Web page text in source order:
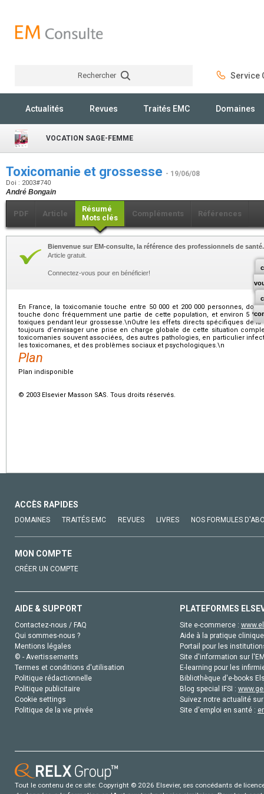
Rechercher Service
Actualités Revues Traités EMC Domaines
VOCATION SAGE-FEMME
Toxicomanie et grossesse - 19/06/08
Doi : 2003#740
André Bongain
PDF Article
Résumé
Mots clés
Compléments Références
Bienvenue sur EM-consulte, la référence des professionnels de santé.
Article gratuit.
Connectez-vous pour en bénéficier!
En France, la toxicomanie touche entre 50 000 et 200 000 personnes,
touche donc fréquemment une partie de cette population, et environ 5 %
toxiques pendant leur grossesse.\nOutre les effets directs spécifiques de
toujours d’envisager une prise en charge globale de cette situation
toxicomanies souvent associées, des autres pathologies, en particulier
les toxicomanes, et des problèmes sociaux et psychologiques.\n
Plan
Plan indisponible
© 2003 Elsevier Masson SAS. Tous droits réservés.
ACCÈS RAPIDES
DOMAINES TRAITÉS EMC REVUES LIVRES NOS FORMULES
MON COMPTE
CRÉER UN COMPTE
AIDE & SUPPORT
Contactez-nous / FAQ
Qui sommes-nous ?
Mentions légales
© - Avertissements
Termes et conditions d'utilisation
Politique rédactionnelle
Politique publicitaire
Cookie settings
Politique de la vie privée
PLATEFORMES
Site e-commerce :
Aide à la pratique
Portail pour les
Site d'information sur
E-learning pour les
Bibliothèque d'e-books
Blog special IFSI :
Suivez notre actualité
Site d'emploi en santé :
Tout le contenu de ce site: Copyright © 2026 Elsevier, ses concédants de